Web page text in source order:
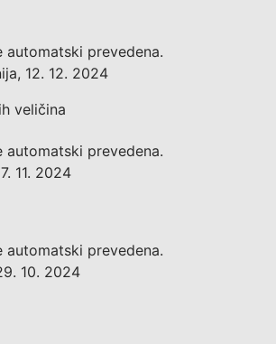
automatski prevedena.
, 12. 12. 2024
veličina
automatski prevedena.
11. 2024
automatski prevedena.
10. 2024